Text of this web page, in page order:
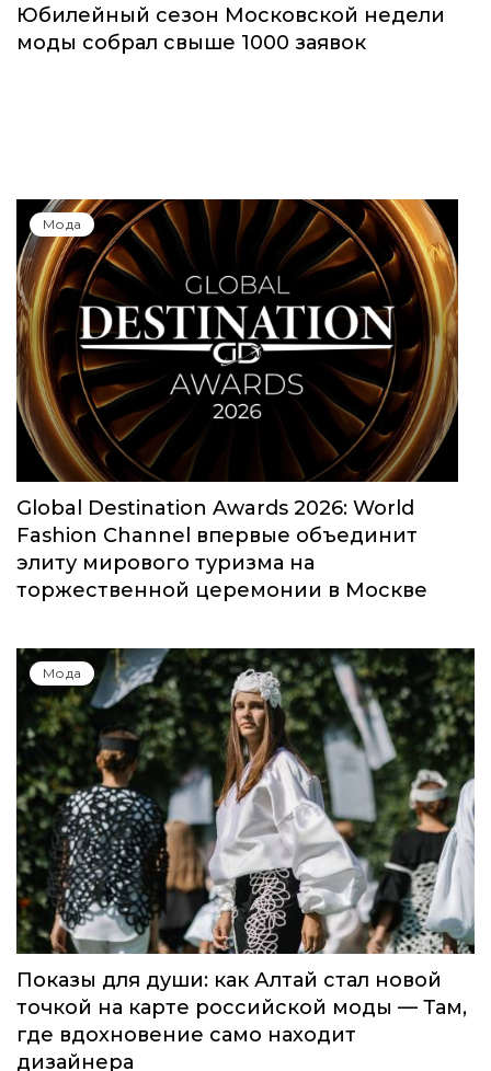
Юбилейный сезон Московской недели
моды собрал свыше 1000 заявок
Мода
Global Destination Awards 2026: World
Fashion Channel впервые объединит
элиту мирового туризма на
торжественной церемонии в Москве
Мода
Показы для души: как Алтай стал новой
точкой на карте российской моды — Там,
где вдохновение само находит
дизайнера